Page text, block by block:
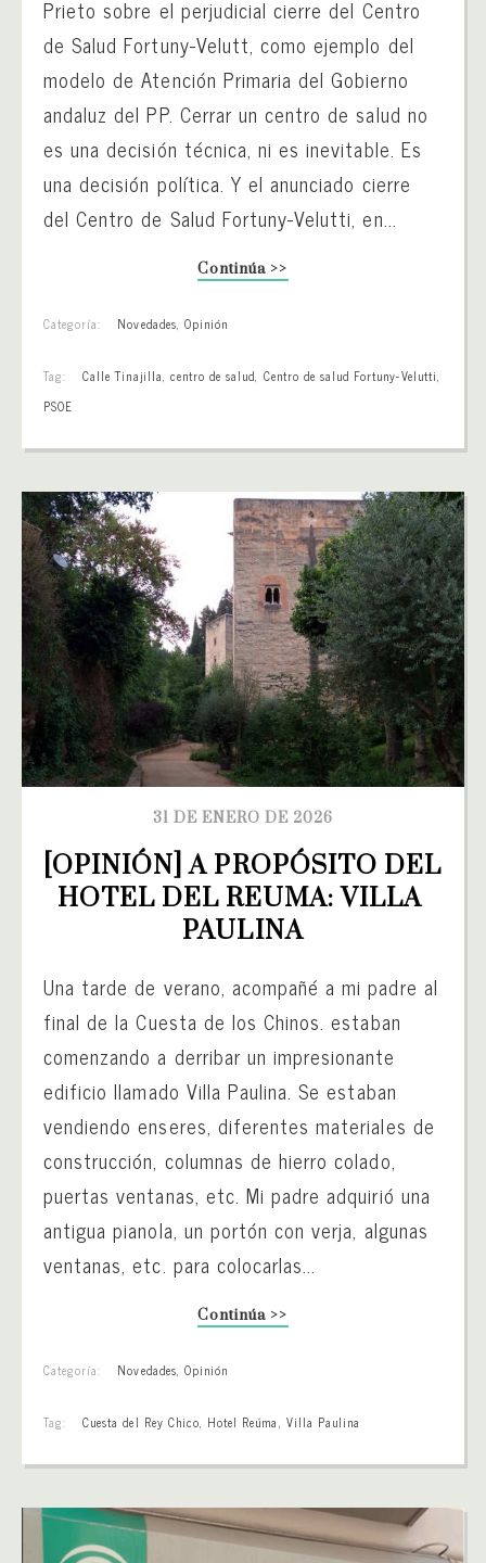
Prieto sobre el perjudicial cierre del Centro
de Salud Fortuny-Velutt, como ejemplo del
modelo de Atención Primaria del Gobierno
andaluz del PP. Cerrar un centro de salud no
es una decisión técnica, ni es inevitable. Es
una decisión política. Y el anunciado cierre
del Centro de Salud Fortuny-Velutti, en...
Continúa >>
Categoría: Novedades, Opinión
Tag: Calle Tinajilla, centro de salud, Centro de salud Fortuny-Velutti,
PSOE
31 DE ENERO DE 2026
[OPINIÓN] A PROPÓSITO DEL
HOTEL DEL REUMA: VILLA
PAULINA
Una tarde de verano, acompañé a mi padre al
final de la Cuesta de los Chinos. estaban
comenzando a derribar un impresionante
edificio llamado Villa Paulina. Se estaban
vendiendo enseres, diferentes materiales de
construcción, columnas de hierro colado,
puertas ventanas, etc. Mi padre adquirió una
antigua pianola, un portón con verja, algunas
ventanas, etc. para colocarlas...
Continúa >>
Categoría: Novedades, Opinión
Tag: Cuesta del Rey Chico, Hotel Reúma, Villa Paulina